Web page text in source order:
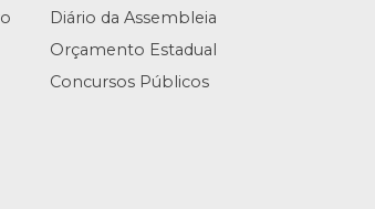
Diário da Assembleia
Orçamento Estadual
Concursos Públicos